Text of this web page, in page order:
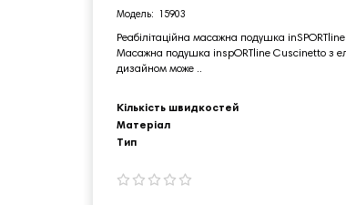
15903
Реабілітаційна масажна подушка
Масажна подушка inspORTline Cuscinetto з
дизайном може ..
Кількість швидкостей
Матеріал
Тип